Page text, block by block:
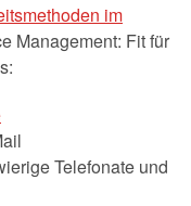
im
Management: Fit für
Telefonate und